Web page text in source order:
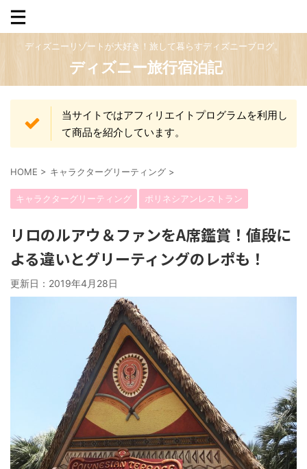
ディズニーリゾートが大好き！旅して暮らすディズニーブログ。
ディズニー旅行宿泊記
当サイトではアフィリエイトプログラムを利用し
て商品を紹介しています。
HOME > キャラクターグリーティング >
キャラクターグリーティング ポリネシアンレストラン
リロのルアウ＆ファンをA席鑑賞！値段に
よる違いとグリーティングのレポも！
更新日： 2019年4月28日